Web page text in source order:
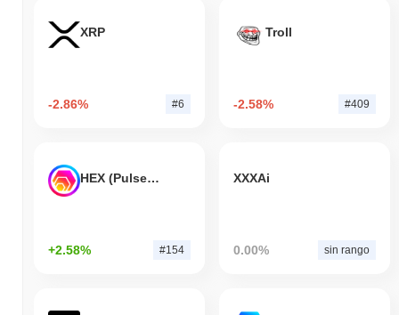
XRP
-2.86% #6
Troll
-2.58% #409
HEX (Pulsechain)
+2.58% #154
XXXAi
0.00% sin rango